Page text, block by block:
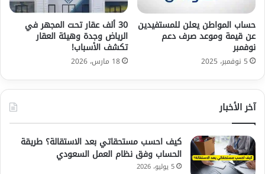
حساب المواطن يعلن للمستفيدين
عن قيمة وموعد صرف دعم
نوفمبر
5 نوفمبر، 2025
30 ألف عقار تحت المجهر في
الرياض وجدة وهيئة العقار
تكشف الأسباب!
18 مارس، 2026
آخر الأخبار
كيف احسب مستحقاتي بعد الاستقالة؟ طريقة
الحساب وفق نظام العمل السعودي
5 يوليو، 2026